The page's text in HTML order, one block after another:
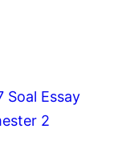
Soal Essay
2